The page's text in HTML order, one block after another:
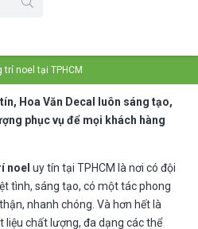
noel tại TPHCM
Hoa Văn Decal luôn sáng tạo,
phục vụ để mọi khách hàng
noel uy tín tại TPHCM là nơi có đội
tình, sáng tạo, có một tác phong
nhanh chóng. Và hơn hết là
chất lượng, đa dạng các thể